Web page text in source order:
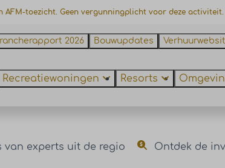
AFM-toezicht. Geen vergunningplicht voor deze activiteit.
2026 Bouwupdates
Recreatiewoningen Resorts
van experts uit de regio Ontdek de